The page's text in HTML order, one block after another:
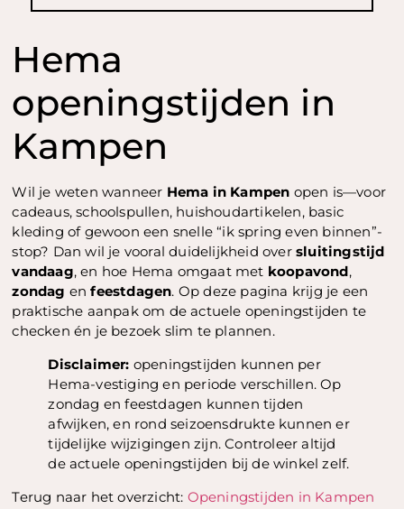
Hema
openingstijden in
Kampen
Wil je weten wanneer Hema in Kampen open is—voor
cadeaus, schoolspullen, huishoudartikelen, basic
kleding of gewoon een snelle “ik spring even binnen”-
stop? Dan wil je vooral duidelijkheid oversluitingstijd
vandaag, en hoe Hema omgaat met koopavond,
zondag enfeestdagen. Op deze pagina krijg je een
praktische aanpak om de actuele openingstijden te
checken én je bezoek slim te plannen.
Disclaimer: openingstijden kunnen per
Hema-vestiging en periode verschillen. Op
zondag en feestdagen kunnen tijden
afwijken, en rond seizoensdrukte kunnen er
tijdelijke wijzigingen zijn. Controleer altijd
de actuele openingstijden bij de winkel zelf.
Terug naar het overzicht: Openingstijden in Kampen